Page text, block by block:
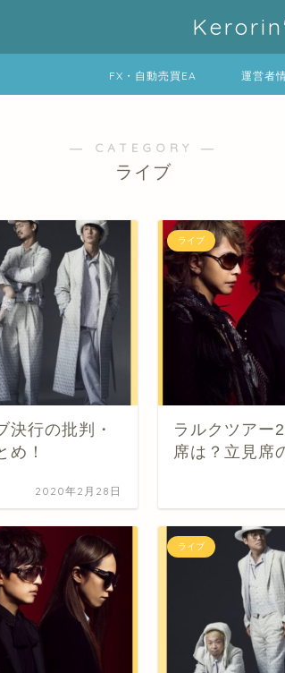
FX・自動売買EA 運営者
― CATEGORY ―
ライブ
決行の批判・
め！
2020年2月28日
ライブ
ラルクツアー
席は？立見席
ライブ